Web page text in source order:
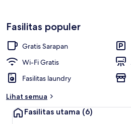
Fasilitas populer
Gratis Sarapan
Wi-Fi Gratis
Fasilitas laundry
Lihat semua
Fasilitas utama (6)